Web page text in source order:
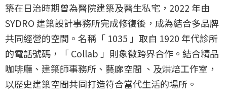
築在日治時期曾為醫院建築及醫生私宅，2022 年由
SYDRO 建築設計事務所完成修復後，成為結合多品牌
共同經營的空間。名稱「 1035 」取自 1920 年代診所
的電話號碼，「 Collab 」則象徵跨界合作。結合精品
咖啡廳、建築師事務所、藝廊空間 、及烘焙工作室，
以歷史建築空間共同打造符合當代生活的場所。